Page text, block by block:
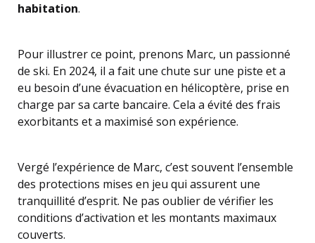
habitation.
Pour illustrer ce point, prenons Marc, un passionné
de ski. En 2024, il a fait une chute sur une piste et a
eu besoin d’une évacuation en hélicoptère, prise en
charge par sa carte bancaire. Cela a évité des frais
exorbitants et a maximisé son expérience.
Vergé l’expérience de Marc, c’est souvent l’ensemble
des protections mises en jeu qui assurent une
tranquillité d’esprit. Ne pas oublier de vérifier les
conditions d’activation et les montants maximaux
couverts.